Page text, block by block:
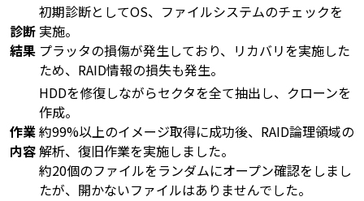
診断
結果
初期診断としてOS、ファイルシステムのチェックを
実施。
プラッタの損傷が発生しており、リカバリを実施した
ため、RAID情報の損失も発生。
作業
内容
HDDを修復しながらセクタを全て抽出し、クローンを
作成。
約99%以上のイメージ取得に成功後、RAID論理領域の
解析、復旧作業を実施しました。
約20個のファイルをランダムにオープン確認をしまし
たが、開かないファイルはありませんでした。